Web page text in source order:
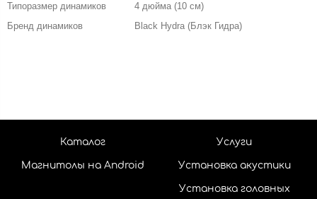
Типоразмер динамиков
4 дюйма (10 см)
Бренд динамиков
Black Hydra (Блэк Гидра)
Каталог
Магнитолы на Android
Услуги
Установка акустики
Установка головных